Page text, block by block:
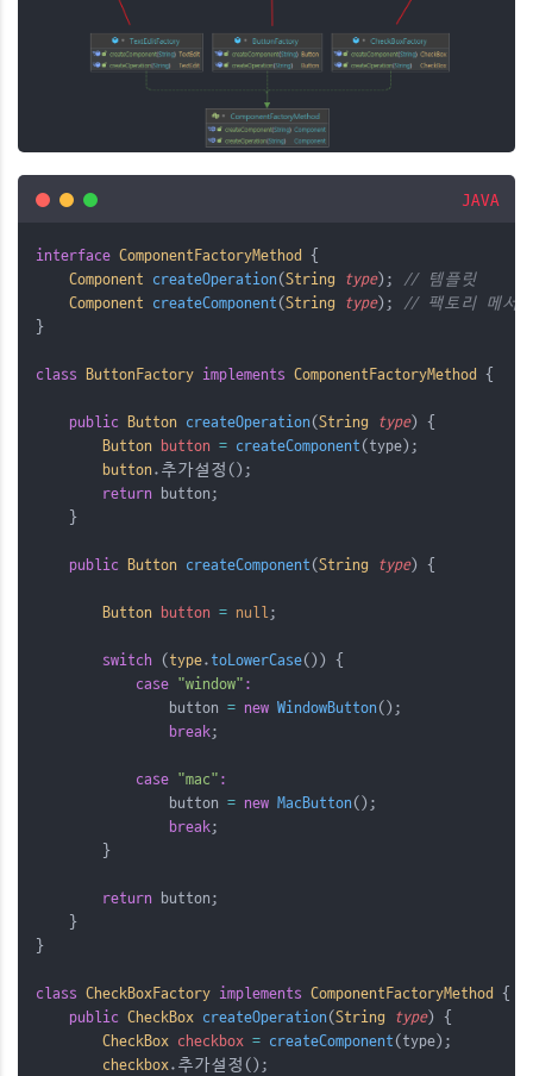
JAVA
interface ComponentFactoryMethod {
Component createOperation(String type);
// 템플릿
Component createComponent(String type);
// 팩토리 메서
}
class ButtonFactory implements ComponentFactoryMethod {
public Button createOperation(String type) {
Button button = createComponent(type);
button.추가설정();
return button;
    }
public Button createComponent(String type) {
Button button = null;
switch ( type. toLowerCase()) {
case "window" :
                button
= new WindowButton();
break;
case "mac" :
                button
= new MacButton();
break;
        }
return button;
    }
}
class CheckBoxFactory implements ComponentFactoryMethod {
public CheckBox createOperation(String type) {
CheckBox checkbox = createComponent(type);
checkbox.추가설정();